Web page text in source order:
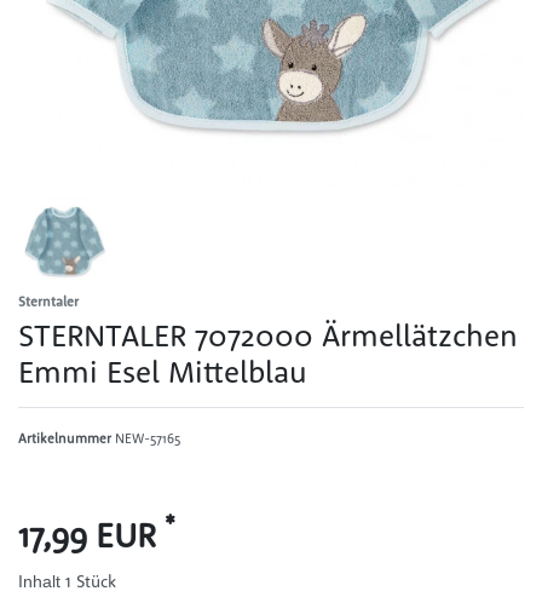
Sterntaler
STERNTALER 7072000 Ärmellätzchen
Emmi Esel Mittelblau
Artikelnummer NEW-57165
17,99 EUR *
Inhalt 1 Stück